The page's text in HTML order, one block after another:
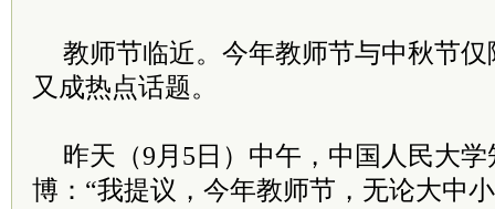
教师节临近。今年教师节与中秋节
又成热点话题。
昨天（9月5日）中午，中国人民大
博：“我提议，今年教师节，无论大中